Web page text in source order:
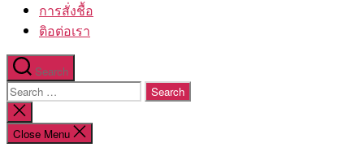
การสั่งชื้อ
ติอต่อเรา
Search
Search
for:
Close
search
Close Menu